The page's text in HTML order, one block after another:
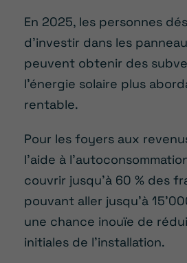
En 2025, les personnes
d’investir dans les
peuvent obtenir des
l’énergie solaire plus
rentable.
Pour les foyers aux
l’aide à
couvrir jusqu’à 60 % des
pouvant aller jusqu’à
une chance inouïe de
initiales de l’installation.